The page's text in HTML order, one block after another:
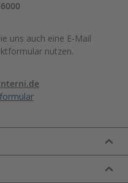
uns auch eine E-Mail
nutzen.